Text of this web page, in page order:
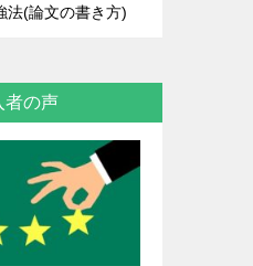
法(論文の書き方)
者の声